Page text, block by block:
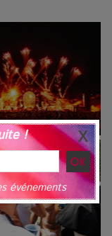
!
événements